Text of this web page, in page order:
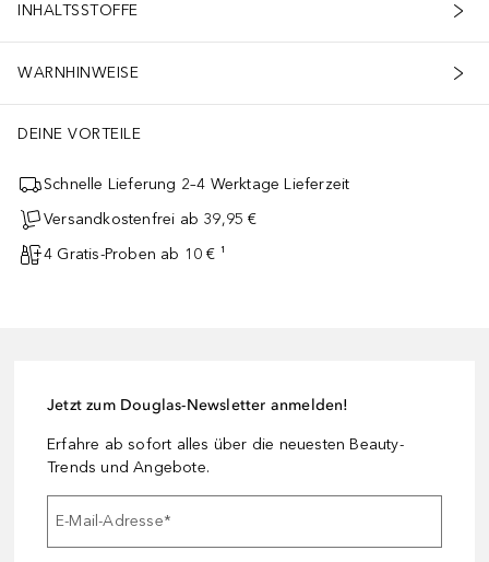
INHALTSSTOFFE
WARNHINWEISE
DEINE VORTEILE
Schnelle Lieferung 2–4 Werktage Lieferzeit
Versandkostenfrei ab 39,95 €
4 Gratis-Proben ab 10 € ¹
Jetzt zum Douglas-Newsletter anmelden!
Erfahre ab sofort alles über die neuesten Beauty-
Trends und Angebote.
E-Mail-Adresse*